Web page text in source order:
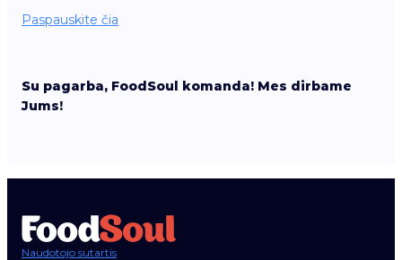
Paspauskite čia
Su pagarba, FoodSoul komanda! Mes dirbame
Jums!
Naudotojo sutartis